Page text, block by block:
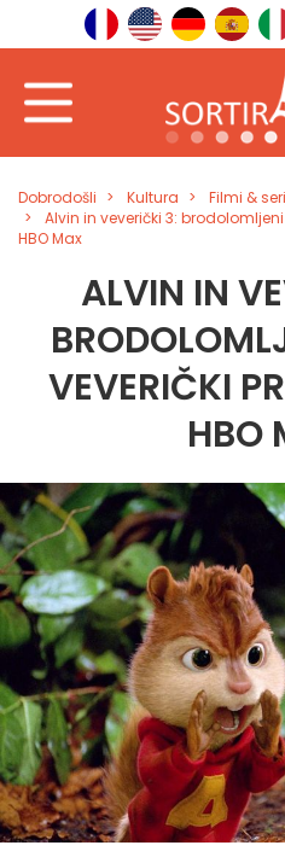
Dobrodošli Kultura
Filmi &
Alvin in veverički 3:
HBO Max
ALVIN IN
VEVERIČKI
HBO